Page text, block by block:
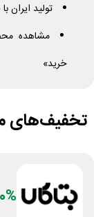
تولید ایران
مشاهده
خرید»
تخفیف‌های